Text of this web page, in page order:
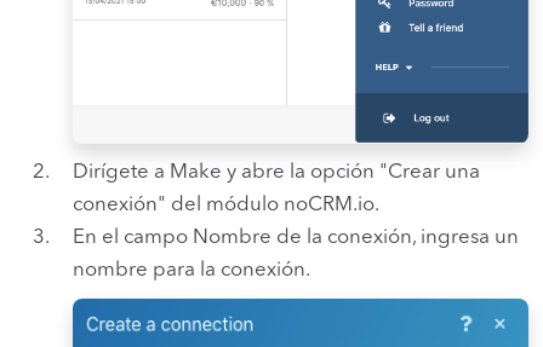
Dirígete a Make y abre la opción "Crear una
conexión" del módulo noCRM.io.
En el campo Nombre de la conexión, ingresa un
nombre para la conexión.